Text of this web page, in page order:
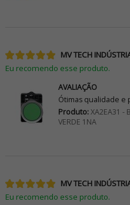
MV TECH
Eu recomendo esse produto.
AVALIAÇÃO
Ótimas qualidade e
Produto:XA2EA31 -
VERDE 1NA
MV TECH
Eu recomendo esse produto.